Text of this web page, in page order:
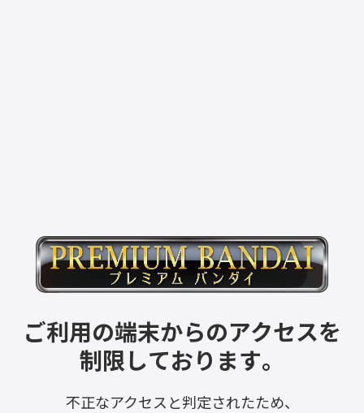
ご利用の端末からのアクセスを
制限しております。
不正なアクセスと判定されたため、